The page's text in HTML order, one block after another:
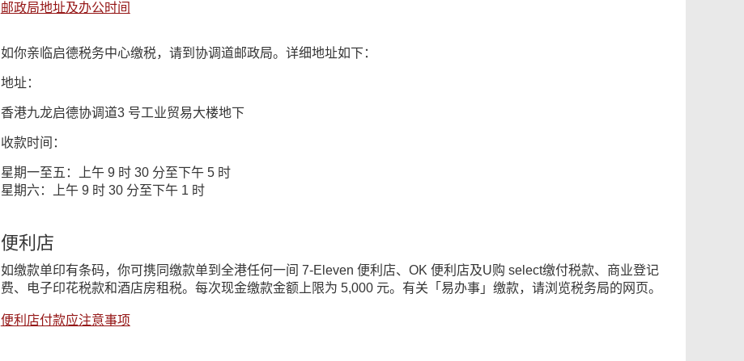
邮政局地址及办公时间
如你亲临启德税务中心缴税，请到协调道邮政局。详细地址如下：
地址：
香港九龙启德协调道3 号工业贸易大楼地下
收款时间：
星期一至五：上午 9 时 30 分至下午 5 时
星期六：上午 9 时 30 分至下午 1 时
便利店
如缴款单印有条码，你可携同缴款单到全港任何一间 7-Eleven 便利店、OK 便利店及U购 select缴付税款、商业登记
费、电子印花税款和酒店房租税。每次现金缴款金额上限为 5,000 元。有关「易办事」缴款，请浏览税务局的网页。
便利店付款应注意事项